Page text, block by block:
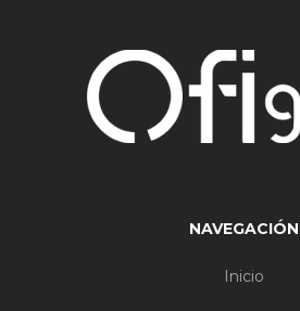
NAVEGACIÓN
Inicio